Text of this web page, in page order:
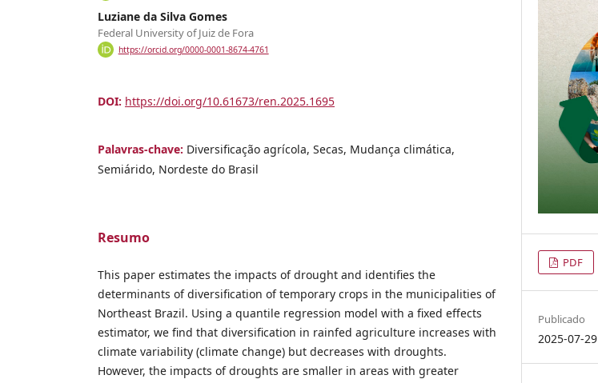
Luziane da Silva Gomes
Federal University of Juiz de Fora
https://orcid.org/0000-0001-8674-4761
DOI: https://doi.org/10.61673/ren.2025.1695
Palavras-chave: Diversificação agrícola, Secas, Mudança climática,
Semiárido, Nordeste do Brasil
Resumo
This paper estimates the impacts of drought and identifies the
determinants of diversification of temporary crops in the municipalities of
Northeast Brazil. Using a quantile regression model with a fixed effects
estimator, we find that diversification in rainfed agriculture increases with
climate variability (climate change) but decreases with droughts.
However, the impacts of droughts are smaller in areas with greater
PDF
Publicado
2025-07-29